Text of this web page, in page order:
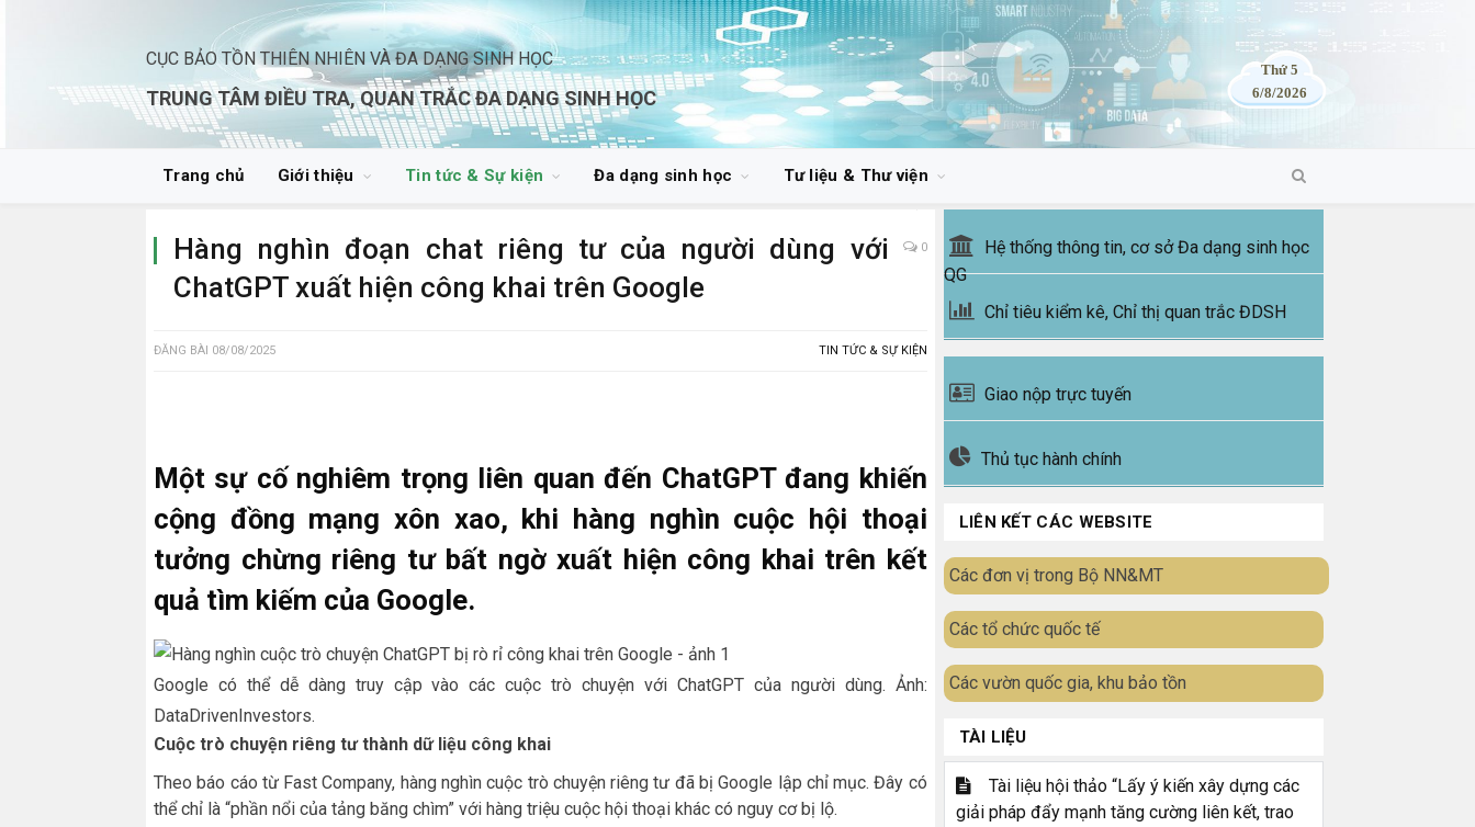
CỤC BẢO TỒN THIÊN NHIÊN VÀ ĐA DẠNG SINH HỌC
TRUNG TÂM ĐIỀU TRA, QUAN TRẮC ĐA DẠNG SINH HỌC
Thứ 5
6/8/2026
Trang chủ Giới thiệu Tin tức & Sự kiện Đa dạng sinh học Tư liệu & Thư viện
Hàng nghìn đoạn chat riêng tư của người dùng với
ChatGPT xuất hiện công khai trên Google
0
ĐĂNG BÀI 08/08/2025 TIN TỨC & SỰ KIỆN
Một sự cố nghiêm trọng liên quan đến ChatGPT đang khiến
cộng đồng mạng xôn xao, khi hàng nghìn cuộc hội thoại
tưởng chừng riêng tư bất ngờ xuất hiện công khai trên kết
quả tìm kiếm của Google.
Google có thể dễ dàng truy cập vào các cuộc trò chuyện với ChatGPT của người dùng. Ảnh:
DataDrivenInvestors.
Cuộc trò chuyện riêng tư thành dữ liệu công khai
Theo báo cáo từ Fast Company, hàng nghìn cuộc trò chuyện riêng tư đã bị Google lập chỉ mục. Đây có
thể chỉ là “phần nổi của tảng băng chìm” với hàng triệu cuộc hội thoại khác có nguy cơ bị lộ.
Hệ thống thông tin, cơ sở Đa dạng sinh học
QG
Chỉ tiêu kiểm kê, Chỉ thị quan trắc ĐDSH
Giao nộp trực tuyến
Thủ tục hành chính
LIÊN KẾT CÁC WEBSITE
Các đơn vị trong Bộ NN&MT
Các tổ chức quốc tế
Các vườn quốc gia, khu bảo tồn
TÀI LIỆU
Tài liệu hội thảo “Lấy ý kiến xây dựng các
giải pháp đẩy mạnh tăng cường liên kết, trao